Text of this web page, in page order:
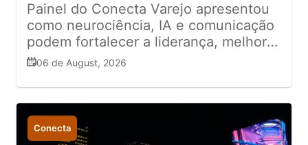
Painel do Conecta Varejo apresentou
como neurociência, IA e comunicação
podem fortalecer a liderança, melhorar
a tomada de decisões e impulsionar
06 de August, 2026
Conecta